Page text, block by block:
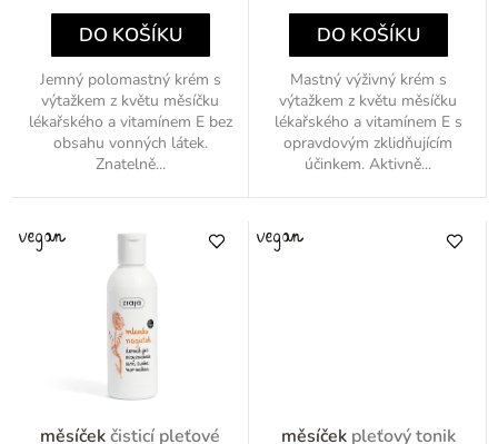
DO KOŠÍKU
Jemný polomastný krém s
výtažkem z květu měsíčku
lékařského a vitamínem E bez
obsahu vonných látek.
Znatelně...
DO KOŠÍKU
Mastný výživný krém s
výtažkem z květu měsíčku
lékařského a vitamínem E s
opravdovým zklidňujícím
účinkem. Aktivně...
měsíčekčisticí pleťové
měsíček pleťový tonik